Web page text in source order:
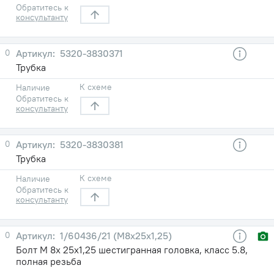
Обратитесь к
консультанту
0
5320-3830371
Трубка
Наличие
Обратитесь к
консультанту
К схеме
0
5320-3830381
Трубка
Наличие
Обратитесь к
консультанту
К схеме
0
1/60436/21 (М8х25х1,25)
Болт М 8х 25х1,25 шестигранная головка, класс 5.8,
полная резьба